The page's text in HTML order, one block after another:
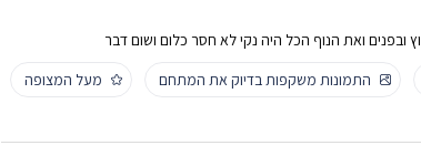
ובפנים ואת הנוף הכל היה נקי לא חסר כלום ושום דבר
התמונות משקפות בדיוק את המתחם מעל המצופה